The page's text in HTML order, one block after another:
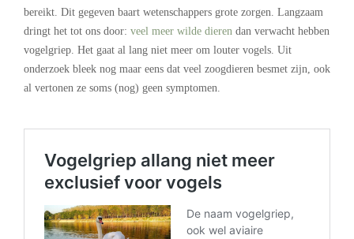
bereikt. Dit gegeven baart wetenschappers grote zorgen. Langzaam
dringt het tot ons door: veel meer wilde dieren dan verwacht hebben
vogelgriep. Het gaat al lang niet meer om louter vogels. Uit
onderzoek bleek nog maar eens dat veel zoogdieren besmet zijn, ook
al vertonen ze soms (nog) geen symptomen.